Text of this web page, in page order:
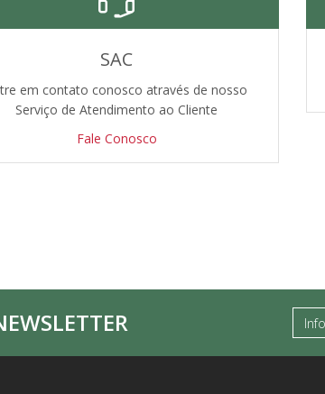
SAC
em contato conosco através de nosso
Serviço de Atendimento ao Cliente
Fale Conosco